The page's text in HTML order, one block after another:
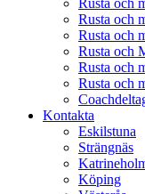
Rusta och
Rusta och
Rusta och
Rusta och
Rusta och
Rusta och
Kontakta
Eskilstuna
Strängnäs
Köping